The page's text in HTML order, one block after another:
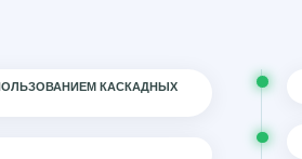
КАСКАДНЫХ